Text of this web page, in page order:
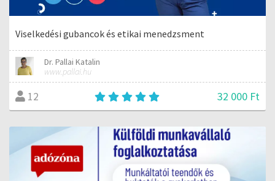
Viselkedési gubancok és etikai menedzsment
Dr. Pallai Katalin
www.pallai.hu
12 32 000 Ft